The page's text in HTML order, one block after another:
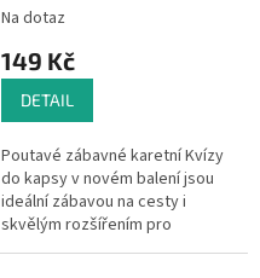
Na dotaz
149 Kč
DETAIL
Poutavé zábavné karetní Kvízy
do kapsy v novém balení jsou
ideální zábavou na cesty i
skvělým rozšířením pro
deskovou hru Česko - Otázky a